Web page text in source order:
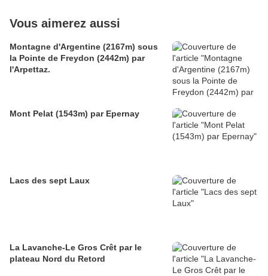
Vous aimerez aussi
Montagne d'Argentine (2167m) sous
la Pointe de Freydon (2442m) par
l'Arpettaz.
Mont Pelat (1543m) par Epernay
Lacs des sept Laux
La Lavanche-Le Gros Crêt par le
plateau Nord du Retord